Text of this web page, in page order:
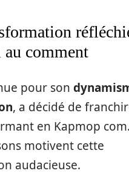
comment
pour son
, a décidé de
en Kapmop com.
motivent cette
audacieuse.